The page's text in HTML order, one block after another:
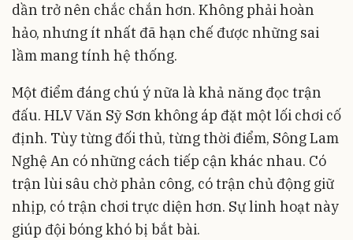
dần trở nên chắc chắn hơn. Không phải hoàn
hảo, nhưng ít nhất đã hạn chế được những sai
lầm mang tính hệ thống.
Một điểm đáng chú ý nữa là khả năng đọc trận
đấu. HLV Văn Sỹ Sơn không áp đặt một lối chơi cố
định. Tùy từng đối thủ, từng thời điểm, Sông Lam
Nghệ An có những cách tiếp cận khác nhau. Có
trận lùi sâu chờ phản công, có trận chủ động giữ
nhịp, có trận chơi trực diện hơn. Sự linh hoạt này
giúp đội bóng khó bị bắt bài.